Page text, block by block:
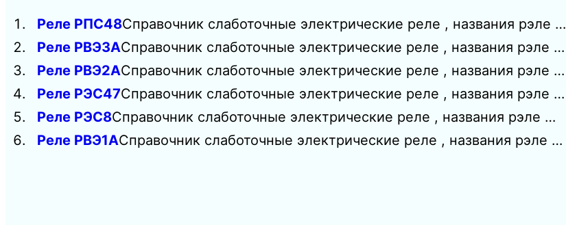
Реле РПС48Справочник слаботочные электрические реле , названия рэле …
Реле РВЭЗАСправочник слаботочные электрические реле , названия рэле …
Реле РВЭ2АСправочник слаботочные электрические реле , названия рэле …
Реле РЭС47Справочник слаботочные электрические реле , названия рэле …
Реле РЭС8Справочник слаботочные электрические реле , названия рэле …
Реле РВЭ1АСправочник слаботочные электрические реле , названия рэле …